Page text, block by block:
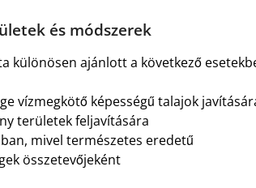
és módszerek
különösen ajánlott a következő
vízmegkötő képességű talajok
területek feljavítására
mivel természetes eredetű
összetevőjeként